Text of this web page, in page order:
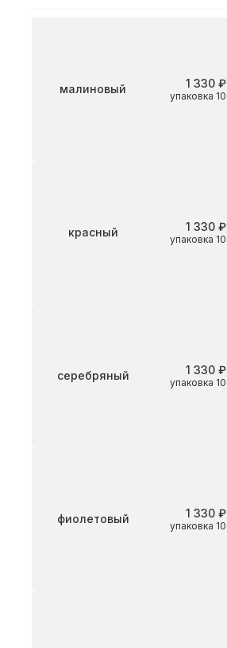
Цветмалиновый упаковка
1 330 ₽
красный упаковка
1 330 ₽
Цветсеребряный упаковка
1 330 ₽
Цветфиолетовый упаковка
1 330 ₽